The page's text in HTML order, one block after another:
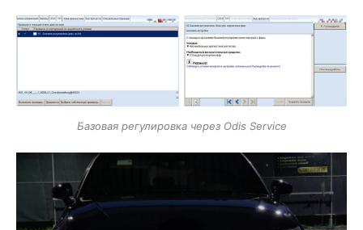
Базовая регулировка через Odis Service